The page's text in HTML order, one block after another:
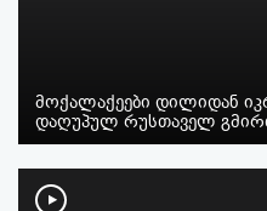
მოქალაქეები დილიდან
დაღუპულ რუსთაველ